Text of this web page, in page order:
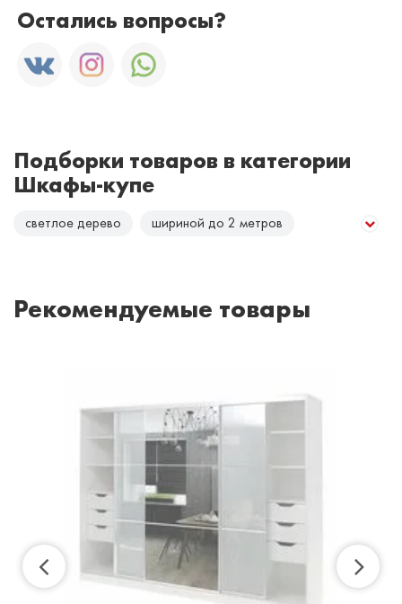
Остались вопросы?
Подборки товаров в категории
Шкафы-купе
светлое дерево
шириной до 2 метров
Рекомендуемые товары